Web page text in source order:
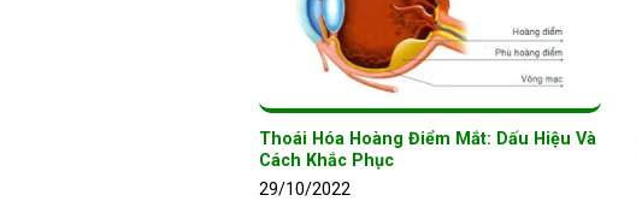
Thoái Hóa Hoàng Điểm Mắt: Dấu Hiệu Và
Cách Khắc Phục
29/10/2022